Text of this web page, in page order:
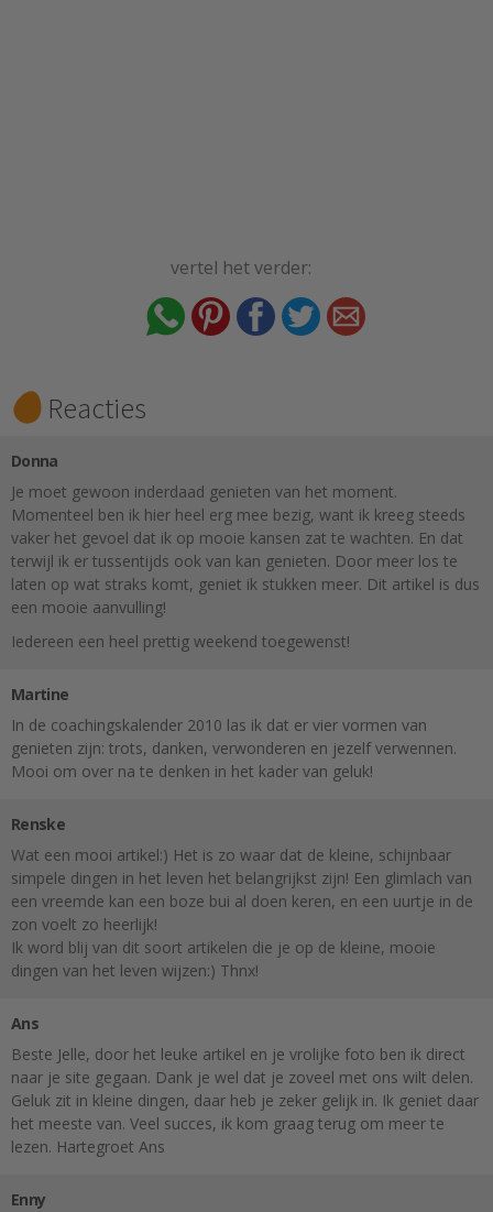
vertel het verder:
Reacties
Donna
Je moet gewoon inderdaad genieten van het moment.
Momenteel ben ik hier heel erg mee bezig, want ik kreeg steeds
vaker het gevoel dat ik op mooie kansen zat te wachten. En dat
terwijl ik er tussentijds ook van kan genieten. Door meer los te
laten op wat straks komt, geniet ik stukken meer. Dit artikel is dus
een mooie aanvulling!
Iedereen een heel prettig weekend toegewenst!
Martine
In de coachingskalender 2010 las ik dat er vier vormen van
genieten zijn: trots, danken, verwonderen en jezelf verwennen.
Mooi om over na te denken in het kader van geluk!
Renske
Wat een mooi artikel:) Het is zo waar dat de kleine, schijnbaar
simpele dingen in het leven het belangrijkst zijn! Een glimlach van
een vreemde kan een boze bui al doen keren, en een uurtje in de
zon voelt zo heerlijk!
Ik word blij van dit soort artikelen die je op de kleine, mooie
dingen van het leven wijzen:) Thnx!
Ans
Beste Jelle, door het leuke artikel en je vrolijke foto ben ik direct
naar je site gegaan. Dank je wel dat je zoveel met ons wilt delen.
Geluk zit in kleine dingen, daar heb je zeker gelijk in. Ik geniet daar
het meeste van. Veel succes, ik kom graag terug om meer te
lezen. Hartegroet Ans
Enny